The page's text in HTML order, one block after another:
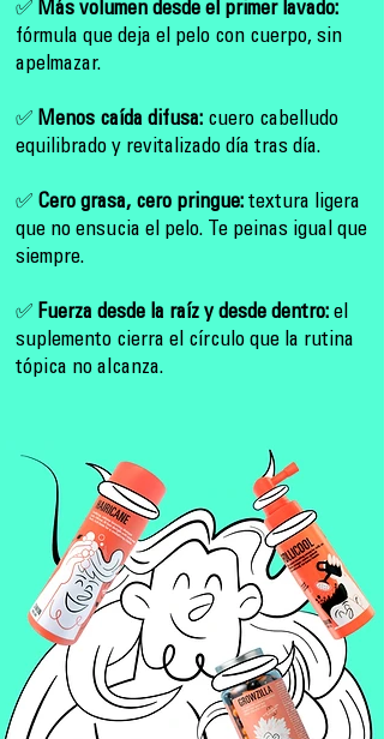
✅ Más volumen desde el primer lavado:
fórmula que deja el pelo con cuerpo, sin
apelmazar.
✅ Menos caída difusa: cuero cabelludo
equilibrado y revitalizado día tras día.
✅ Cero grasa, cero pringue: textura ligera
que no ensucia el pelo. Te peinas igual que
siempre.
✅ Fuerza desde la raíz y desde dentro: el
suplemento cierra el círculo que la rutina
tópica no alcanza.